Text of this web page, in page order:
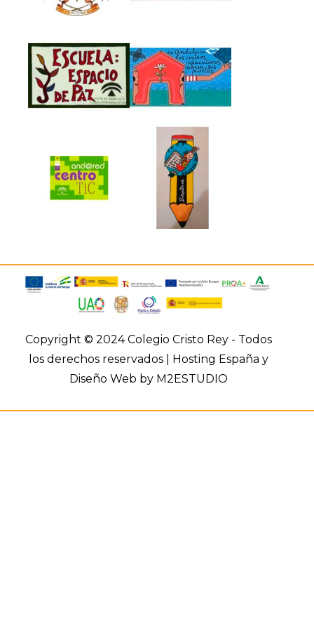
Copyright © 2024 Colegio Cristo Rey - Todos
los derechos reservados |
Hosting España y
Diseño Web by M2ESTUDIO